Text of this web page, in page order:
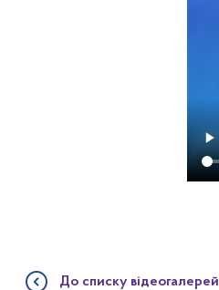
До списку відеогалерей